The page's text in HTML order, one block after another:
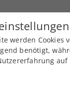
werden Cookies
benötigt,
auf